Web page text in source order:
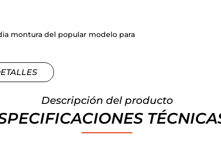
montura del popular modelo para
Descripción del producto